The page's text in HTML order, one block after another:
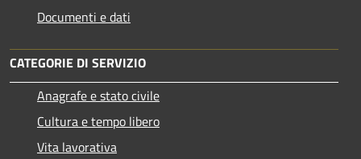
Documenti e dati
CATEGORIE DI SERVIZIO
Anagrafe e stato civile
Cultura e tempo libero
Vita lavorativa